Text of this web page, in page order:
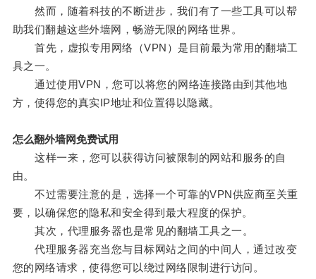
然而，随着科技的不断进步，我们有了一些工具可以帮
助我们翻越这些外墙网，畅游无限的网络世界。
首先，虚拟专用网络（VPN）是目前最为常用的翻墙工
具之一。
通过使用VPN，您可以将您的网络连接路由到其他地
方，使得您的真实IP地址和位置得以隐藏。
怎么翻外墙网免费试用
这样一来，您可以获得访问被限制的网站和服务的自
由。
不过需要注意的是，选择一个可靠的VPN供应商至关重
要，以确保您的隐私和安全得到最大程度的保护。
其次，代理服务器也是常见的翻墙工具之一。
代理服务器充当您与目标网站之间的中间人，通过改变
您的网络请求，使得您可以绕过网络限制进行访问。